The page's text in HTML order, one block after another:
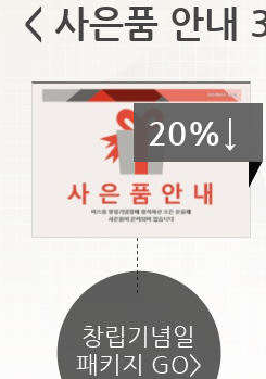
< 사은품 안내
20%↓
창립기념일
패키지 GO>